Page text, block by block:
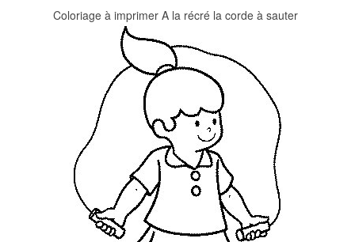
Coloriage à imprimer A la récré la corde à sauter